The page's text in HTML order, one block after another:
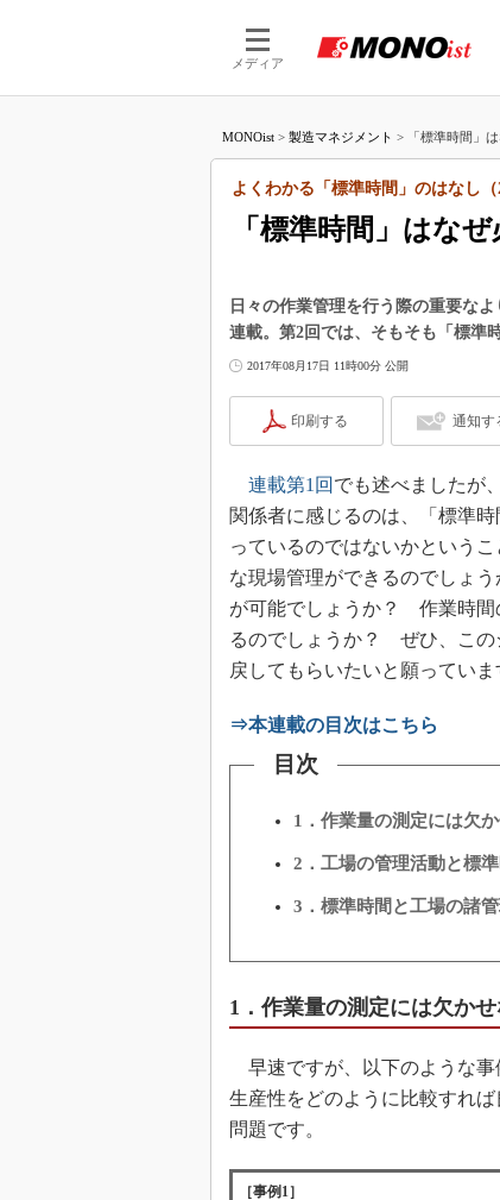
メディア
つながる
MONOist > 製造マネジメント > 「標準時間」
「標準時間」はな
よくわかる「標準時間」のはなし（
日々の作業管理を行う際の重要な
連載。第2回では、そもそも「標準
2017年08月17日 11時00分 公開
印刷する 通知す
連載第1回 でも述べましたが
関係者に感じるのは、「標準時
っているのではないかという
な現場管理ができるのでしょ
が可能でしょうか？ 作業時間
るのでしょうか？ ぜひ、この
戻してもらいたいと願っていま
⇒本連載の目次はこちら
目次
1．作業量の測定には欠
2．工場の管理活動と標
3．標準時間と工場の諸
1．作業量の測定には欠か
早速ですが、以下のような事
生産性をどのように比較すれ
問題です。
［事例1］